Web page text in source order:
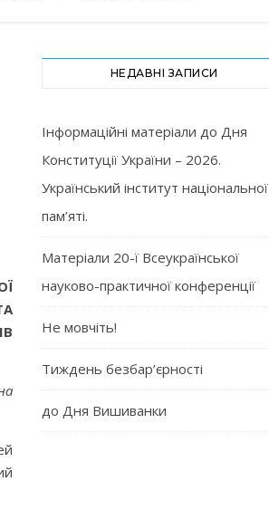
НЕДАВНІ ЗАПИСИ
Інформаційні матеріали до Дня
Конституції України – 2026.
Український інститут національної
пам’яті.
Матеріали 20-ї Всеукраїнської
науково-практичної конференції
Не мовчіть!
Тиждень безбар’єрності
до Дня Вишиванки